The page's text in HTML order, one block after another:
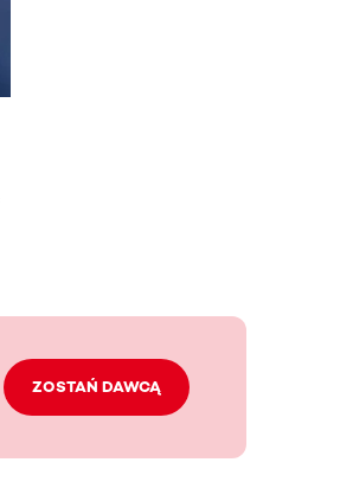
ZOSTAŃ DAWCĄ